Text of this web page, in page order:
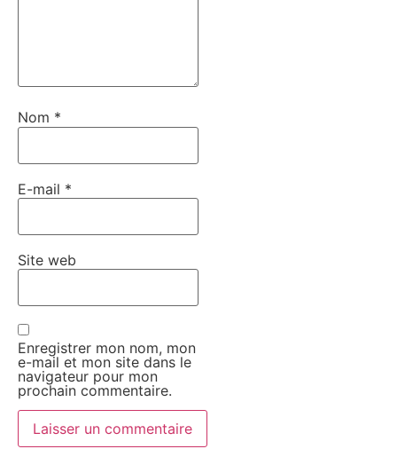
Nom *
E-mail *
Site web
Enregistrer mon nom, mon
e-mail et mon site dans le
navigateur pour mon
prochain commentaire.